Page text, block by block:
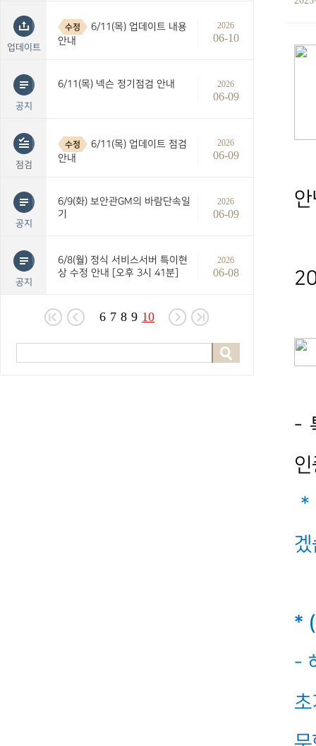
업데이트
수정
6/11(목) 업데이트 내용
안내
2026
06-10
공지
6/11(목) 넥슨 정기점검 안내 2026
06-09
점검
수정
6/11(목) 업데이트 점검
안내
2026
06-09
공지
6/9(화) 보안관GM의 바람단속일
기
2026
06-09
공지
6/8(월) 정식 서비스서버 특이현
상 수정 안내 [오후 3시 41분]
2026
06-08
6 7 8 9 10
-
*
*
-